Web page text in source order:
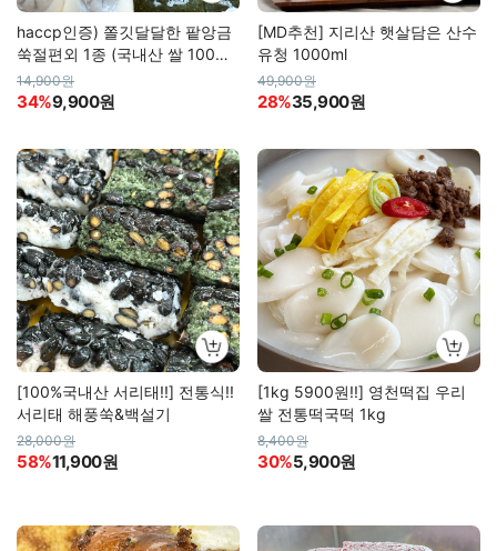
haccp인증) 쫄깃달달한 팥앙금
쑥절편외 1종 (국내산 쌀 100%
사용)
14,900원
34%9,900원
[MD추천] 지리산 햇살담은 산수
유청 1000ml
49,900원
28%35,900원
[100%국내산 서리태!!] 전통식!!
서리태 해풍쑥&백설기
28,000원
58%11,900원
[1kg 5900원!!] 영천떡집 우리
쌀 전통떡국떡 1kg
8,400원
30%5,900원